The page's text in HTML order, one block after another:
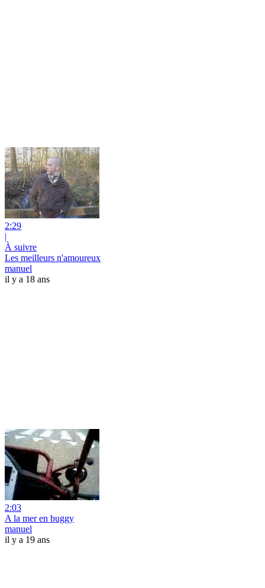
2:29
|
À suivre
Les meilleurs n'amoureux
manuel
il y a 18 ans
2:03
A la mer en buggy
manuel
il y a 19 ans